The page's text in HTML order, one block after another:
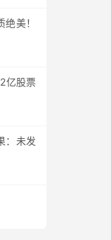
美！
亿股票
：未发